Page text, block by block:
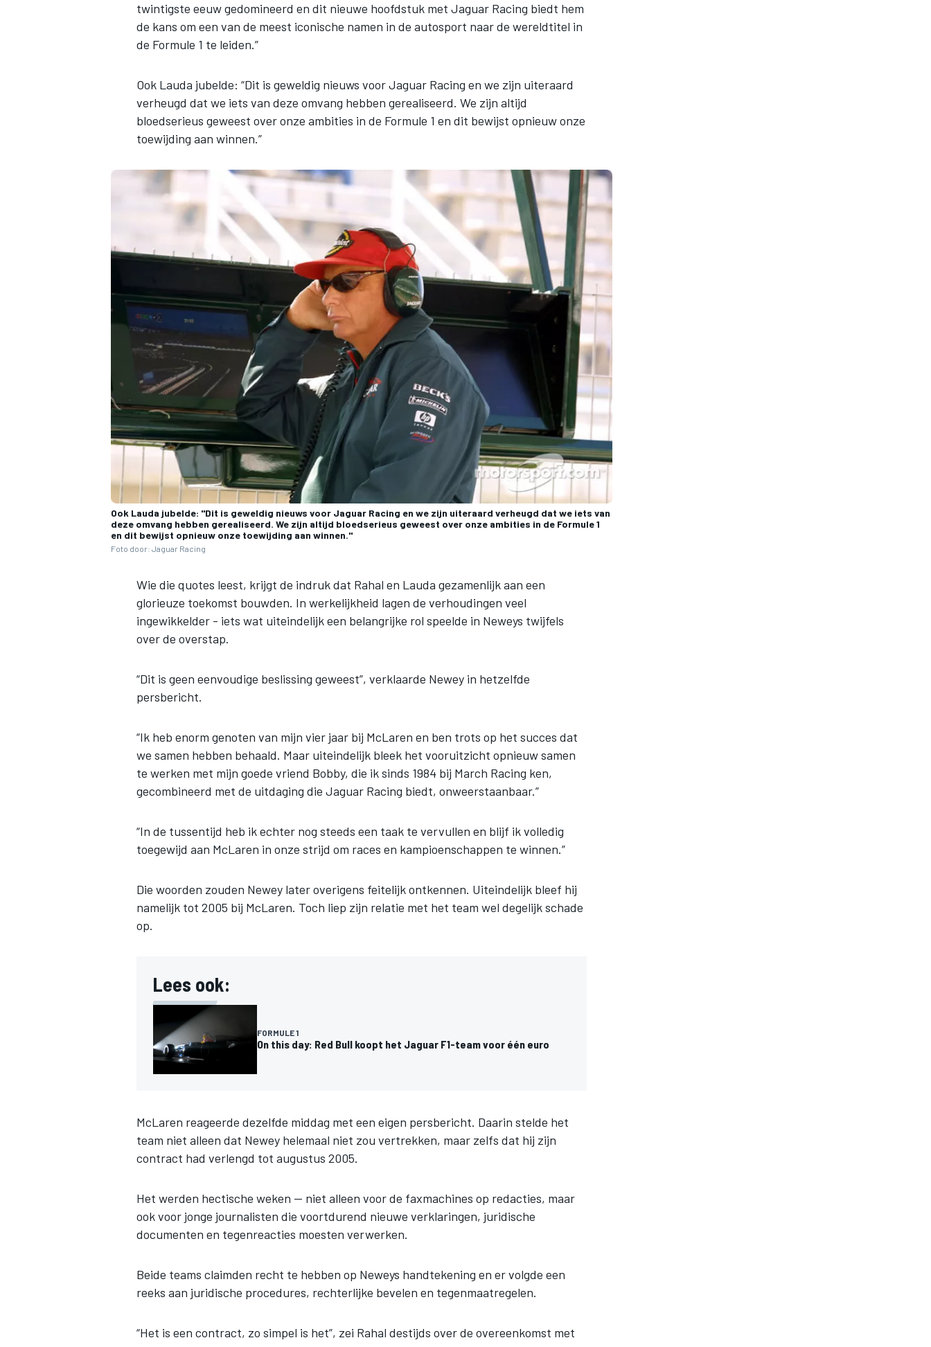
MEER RACEKLASSEN
twintigste eeuw gedomineerd en dit nieuwe hoofdstuk met Jaguar Racing biedt hem
de kans om een van de meest iconische namen in de autosport naar de wereldtitel in
de Formule 1 te leiden.”
Ook Lauda jubelde: “Dit is geweldig nieuws voor Jaguar Racing en we zijn uiteraard
verheugd dat we iets van deze omvang hebben gerealiseerd. We zijn altijd
bloedserieus geweest over onze ambities in de Formule 1 en dit bewijst opnieuw onze
toewijding aan winnen.”
Ook Lauda jubelde: "Dit is geweldig nieuws voor Jaguar Racing en we zijn uiteraard verheugd dat we iets van
deze omvang hebben gerealiseerd. We zijn altijd bloedserieus geweest over onze ambities in de Formule 1
en dit bewijst opnieuw onze toewijding aan winnen."
Foto door: Jaguar Racing
Wie die quotes leest, krijgt de indruk dat Rahal en Lauda gezamenlijk aan een
glorieuze toekomst bouwden. In werkelijkheid lagen de verhoudingen veel
ingewikkelder - iets wat uiteindelijk een belangrijke rol speelde in Neweys twijfels
over de overstap.
“Dit is geen eenvoudige beslissing geweest”, verklaarde Newey in hetzelfde
persbericht.
“Ik heb enorm genoten van mijn vier jaar bij McLaren en ben trots op het succes dat
we samen hebben behaald. Maar uiteindelijk bleek het vooruitzicht opnieuw samen
te werken met mijn goede vriend Bobby, die ik sinds 1984 bij March Racing ken,
gecombineerd met de uitdaging die Jaguar Racing biedt, onweerstaanbaar.”
“In de tussentijd heb ik echter nog steeds een taak te vervullen en blijf ik volledig
toegewijd aan McLaren in onze strijd om races en kampioenschappen te winnen.”
Die woorden zouden Newey later overigens feitelijk ontkennen. Uiteindelijk bleef hij
namelijk tot 2005 bij McLaren. Toch liep zijn relatie met het team wel degelijk schade
op.
Lees ook:
FORMULE 1
On this day: Red Bull koopt het Jaguar F1-team voor één euro
McLaren reageerde dezelfde middag met een eigen persbericht. Daarin stelde het
team niet alleen dat Newey helemaal niet zou vertrekken, maar zelfs dat hij zijn
contract had verlengd tot augustus 2005.
Het werden hectische weken — niet alleen voor de faxmachines op redacties, maar
ook voor jonge journalisten die voortdurend nieuwe verklaringen, juridische
documenten en tegenreacties moesten verwerken.
Beide teams claimden recht te hebben op Neweys handtekening en er volgde een
reeks aan juridische procedures, rechterlijke bevelen en tegenmaatregelen.
“Het is een contract, zo simpel is het”, zei Rahal destijds over de overeenkomst met